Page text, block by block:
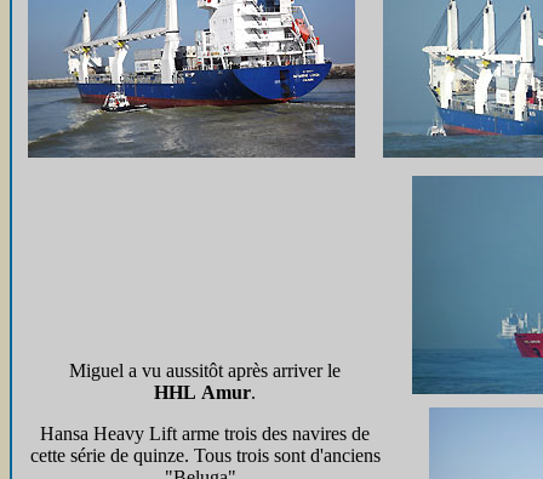
Miguel a vu aussitôt après arriver le
HHL Amur.
Hansa Heavy Lift arme trois des navires de
cette série de quinze. Tous trois sont d'anciens